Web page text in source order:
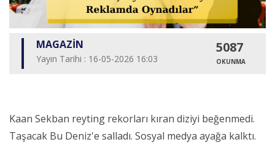
MAGAZİN
Yayın Tarihi : 16-05-2026 16:03
5087
OKUNMA
Kaan Sekban reyting rekorları kıran diziyi beğenmedi.
Taşacak Bu Deniz'e salladı. Sosyal medya ayağa kalktı.